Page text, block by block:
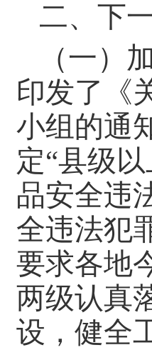
二、下
（一）
印发了《
小组的通
定“县级
品安全违
全违法犯
要求各地
两级认真
设，健全